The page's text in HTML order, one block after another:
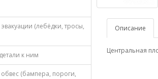
(лебёдки, тросы,
к ним
(бампера, пороги,
Описание
Центральная